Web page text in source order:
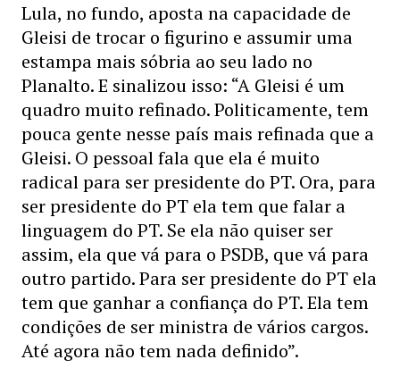
Lula, no fundo, aposta na capacidade de
Gleisi de trocar o figurino e assumir uma
estampa mais sóbria ao seu lado no
Planalto. E sinalizou isso: “A Gleisi é um
quadro muito refinado. Politicamente, tem
pouca gente nesse país mais refinada que a
Gleisi. O pessoal fala que ela é muito
radical para ser presidente do PT. Ora, para
ser presidente do PT ela tem que falar a
linguagem do PT. Se ela não quiser ser
assim, ela que vá para o PSDB, que vá para
outro partido. Para ser presidente do PT ela
tem que ganhar a confiança do PT. Ela tem
condições de ser ministra de vários cargos.
Até agora não tem nada definido”.